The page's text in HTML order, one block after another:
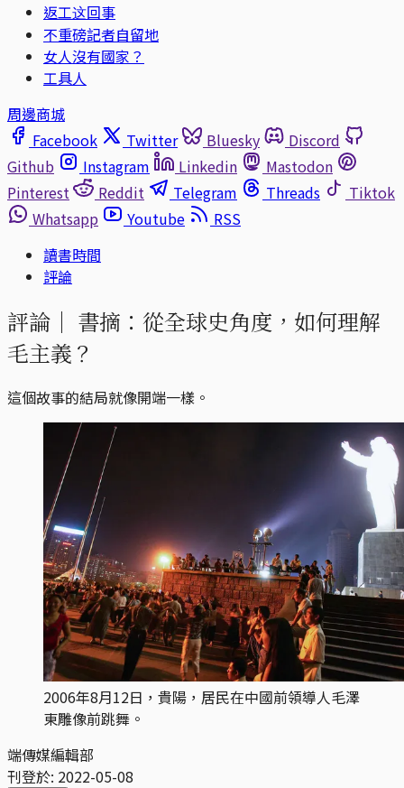
返工这回事
不重磅記者自留地
女人沒有國家？
工具人
周邊商城
Facebook
Twitter Bluesky
Discord
Github
Instagram Linkedin
Mastodon
Pinterest
Reddit Telegram Threads
Tiktok
Whatsapp
Youtube
RSS
讀書時間
評論
評論｜ 書摘：從全球史角度，如何理解
毛主義？
這個故事的結局就像開端一樣。
2006年8月12日，貴陽，居民在中國前領導人毛澤
東雕像前跳舞。
端傳媒編輯部
刊登於: 2022-05-08